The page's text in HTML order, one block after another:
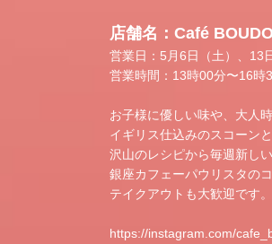
店舗名：Café
営業日：5月6日（土）、13
営業時間：13時00分〜16時
お子様に優しい味や、大人
イギリス仕込みのスコーン
沢山のレシピから毎週新しい
銀座カフェーパウリスタの
テイクアウトも大歓迎です
https://instagram.com/